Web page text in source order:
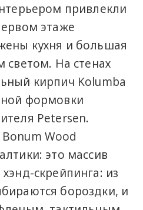
привлекли
этаже
кухня и большая
светом. На стенах
кирпич Kolumba
формовки
Petersen.
Wood
это массив
скрейпинга: из
бороздки, и